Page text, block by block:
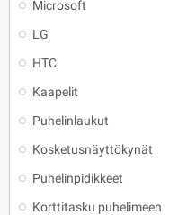
Microsoft
LG
HTC
Kaapelit
Puhelinlaukut
Kosketusnäyttökynät
Puhelinpidikkeet
Korttitasku puhelimeen